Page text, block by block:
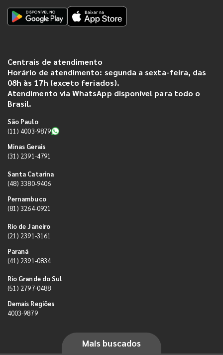
Centrais de atendimento
Horário de atendimento: segunda a sexta-feira, das
08h às 17h (exceto feriados).
Atendimento via WhatsApp disponível para todo o
Brasil.
São Paulo
(11) 4003-9879
Minas Gerais
(31) 2391-4791
Santa Catarina
(48) 3380-9406
Pernambuco
(81) 3264-0921
Rio de Janeiro
(21) 2391-3161
Paraná
(41) 2391-0834
Rio Grande do Sul
(51) 2797-0488
Demais Regiões
4003-9879
Mais buscados